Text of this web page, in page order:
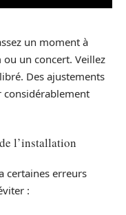
un moment à
un concert. Veillez
Des ajustements
l’installation
certaines erreurs
: